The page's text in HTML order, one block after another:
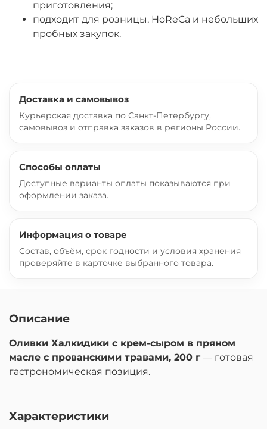
приготовления;
подходит для розницы, HoReCa и небольших
пробных закупок.
Доставка и самовывоз
Курьерская доставка по Санкт-Петербургу,
самовывоз и отправка заказов в регионы России.
Способы оплаты
Доступные варианты оплаты показываются при
оформлении заказа.
Информация о товаре
Состав, объём, срок годности и условия хранения
проверяйте в карточке выбранного товара.
Описание
Оливки Халкидики с крем-сыром в пряном
масле с прованскими травами, 200 г — готовая
гастрономическая позиция.
Характеристики